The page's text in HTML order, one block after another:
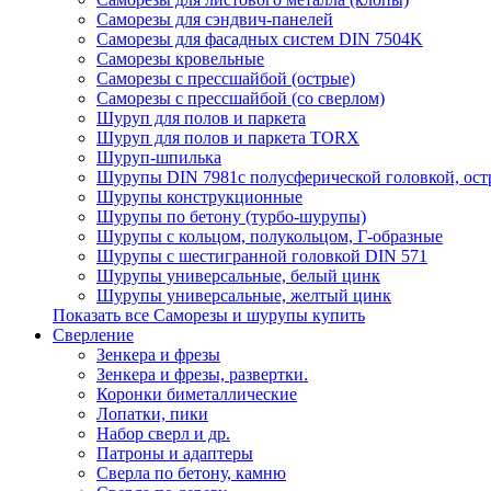
Саморезы для сэндвич-панелей
Саморезы для фасадных систем DIN 7504K
Саморезы кровельные
Саморезы с прессшайбой (острые)
Саморезы с прессшайбой (со сверлом)
Шуруп для полов и паркета
Шуруп для полов и паркета TORX
Шуруп-шпилька
Шурупы DIN 7981с полусферической головкой,
Шурупы конструкционные
Шурупы по бетону (турбо-шурупы)
Шурупы с кольцом, полукольцом, Г-образные
Шурупы с шестигранной головкой DIN 571
Шурупы универсальные, белый цинк
Шурупы универсальные, желтый цинк
Показать все Саморезы и шурупы купить
Сверление
Зенкера и фрезы
Зенкера и фрезы, развертки.
Коронки биметаллические
Лопатки, пики
Набор сверл и др.
Патроны и адаптеры
Сверла по бетону, камню